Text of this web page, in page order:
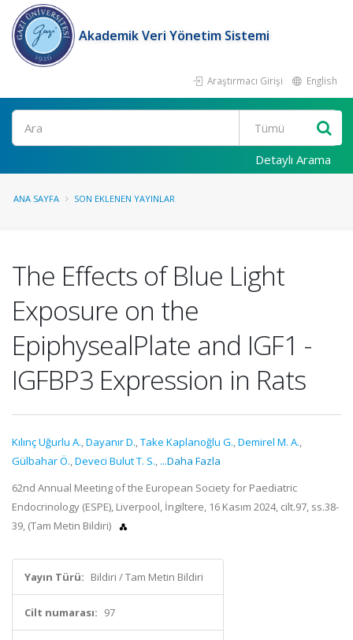
Akademik Veri Yönetim Sistemi
Araştırmacı Girişi English
Ara
Detaylı Arama
ANA SAYFA SON EKLENEN YAYINLAR
The Effects of Blue Light
Exposure on the
EpiphysealPlate and IGF1 -
IGFBP3 Expression in Rats
Kılınç Uğurlu A.,Dayanır D.,Take Kaplanoğlu G.,Demirel M. A.,
Gülbahar Ö.,Deveci Bulut T. S., ...Daha Fazla
62nd Annual Meeting of the European Society for Paediatric
Endocrinology (ESPE), Liverpool, İngiltere, 16 Kasım 2024, cilt.97, ss.38-
39, (Tam Metin Bildiri)
Yayın Türü: Bildiri / Tam Metin Bildiri
Cilt numarası: 97